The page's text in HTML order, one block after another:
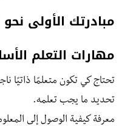
مبادرتك الأولى نحو
مهارات التعلم
تحتاج كي تكون متعلمًا ذاتيًا
تحديد ما يجب تعلمه.
معرفة كيفية الوصول إلى